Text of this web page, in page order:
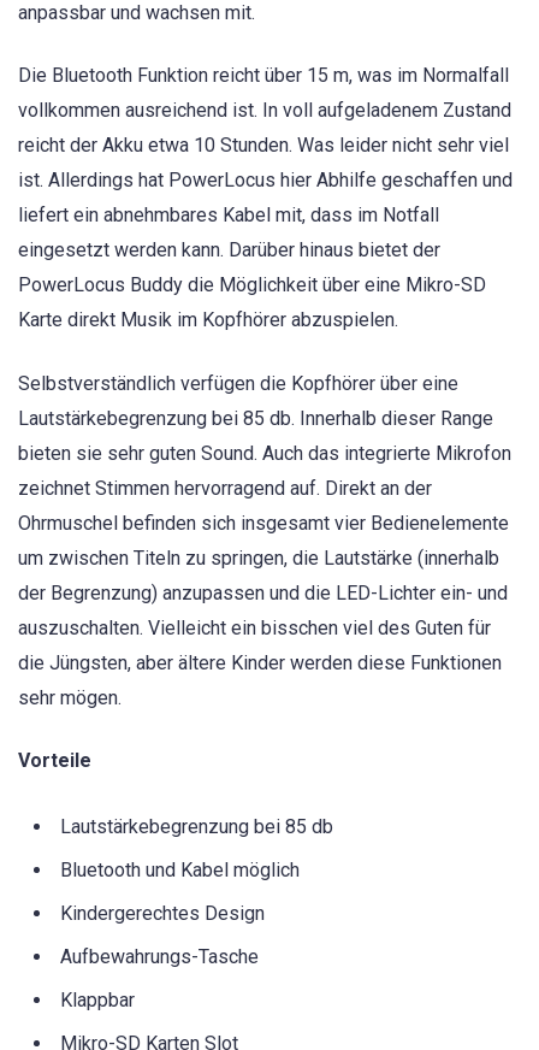
anpassbar und wachsen mit.
Die Bluetooth Funktion reicht über 15 m, was im Normalfall
vollkommen ausreichend ist. In voll aufgeladenem Zustand
reicht der Akku etwa 10 Stunden. Was leider nicht sehr viel
ist. Allerdings hat PowerLocus hier Abhilfe geschaffen und
liefert ein abnehmbares Kabel mit, dass im Notfall
eingesetzt werden kann. Darüber hinaus bietet der
PowerLocus Buddy die Möglichkeit über eine Mikro-SD
Karte direkt Musik im Kopfhörer abzuspielen.
Selbstverständlich verfügen die Kopfhörer über eine
Lautstärkebegrenzung bei 85 db. Innerhalb dieser Range
bieten sie sehr guten Sound. Auch das integrierte Mikrofon
zeichnet Stimmen hervorragend auf. Direkt an der
Ohrmuschel befinden sich insgesamt vier Bedienelemente
um zwischen Titeln zu springen, die Lautstärke (innerhalb
der Begrenzung) anzupassen und die LED-Lichter ein- und
auszuschalten. Vielleicht ein bisschen viel des Guten für
die Jüngsten, aber ältere Kinder werden diese Funktionen
sehr mögen.
Vorteile
Lautstärkebegrenzung bei 85 db
Bluetooth und Kabel möglich
Kindergerechtes Design
Aufbewahrungs-Tasche
Klappbar
Mikro-SD Karten Slot